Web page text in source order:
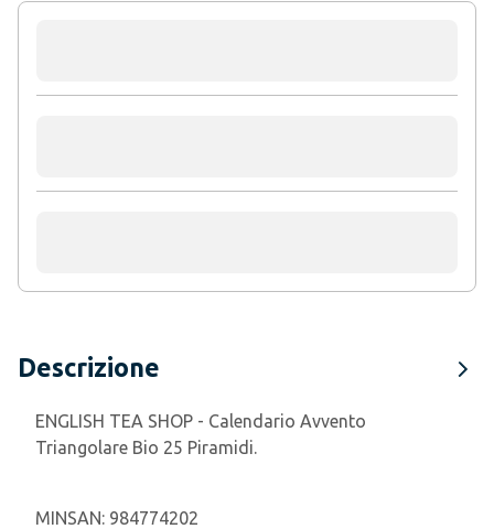
Descrizione
ENGLISH TEA SHOP - Calendario Avvento
Triangolare Bio 25 Piramidi.
MINSAN: 984774202